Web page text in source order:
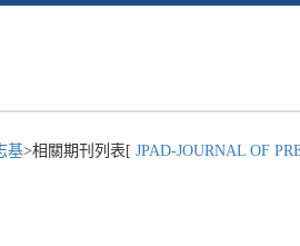
基>相關期刊列表[ JPAD-JOURNAL OF